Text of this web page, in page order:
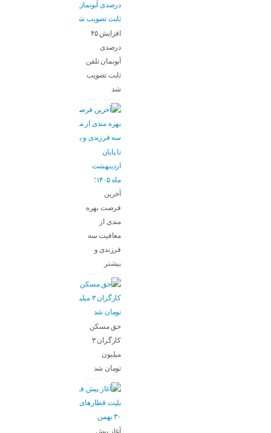
افزایش ۴۵
درصدی
آبونمان تلفن
ثابت تصویب
شد
تا پایان
اردیبهشت
ماه ۱۴۰۵؛
آخرین
فرصت بهره
مندی از
معافیت سه
فرزندی و
بیشتر
حق مسکن
کارگران ۳
میلیون
تومان شد
آغاز پیش